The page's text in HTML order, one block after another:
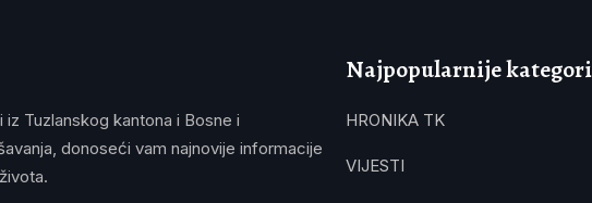
Tuzlanskog kantona i Bosne i
donoseći vam najnovije informacije
Najpopularnije
HRONIKA TK
VIJESTI